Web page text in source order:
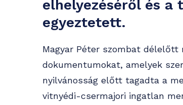
elhelyezéséről és
egyeztetett.
Magyar Péter szombat
dokumentumokat, amelyek
nyilvánosság előtt tagadta a
vitnyédi-csermajori ingatlan